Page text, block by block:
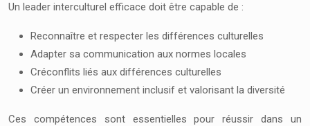
Un leader interculturel efficace doit être capable de :
Reconnaître et respecter les différences culturelles
Adapter sa communication aux normes locales
Créconflits liés aux différences culturelles
Créer un environnement inclusif et valorisant la diversité
Ces compétences sont essentielles pour réussir dans un